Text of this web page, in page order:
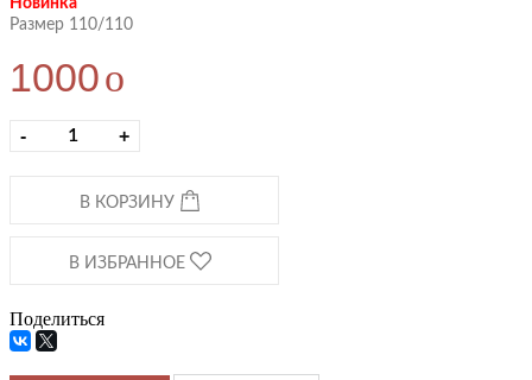
Новинка
Размер 110/110
1000o
- +
В КОРЗИНУ
В ИЗБРАННОЕ
Поделиться